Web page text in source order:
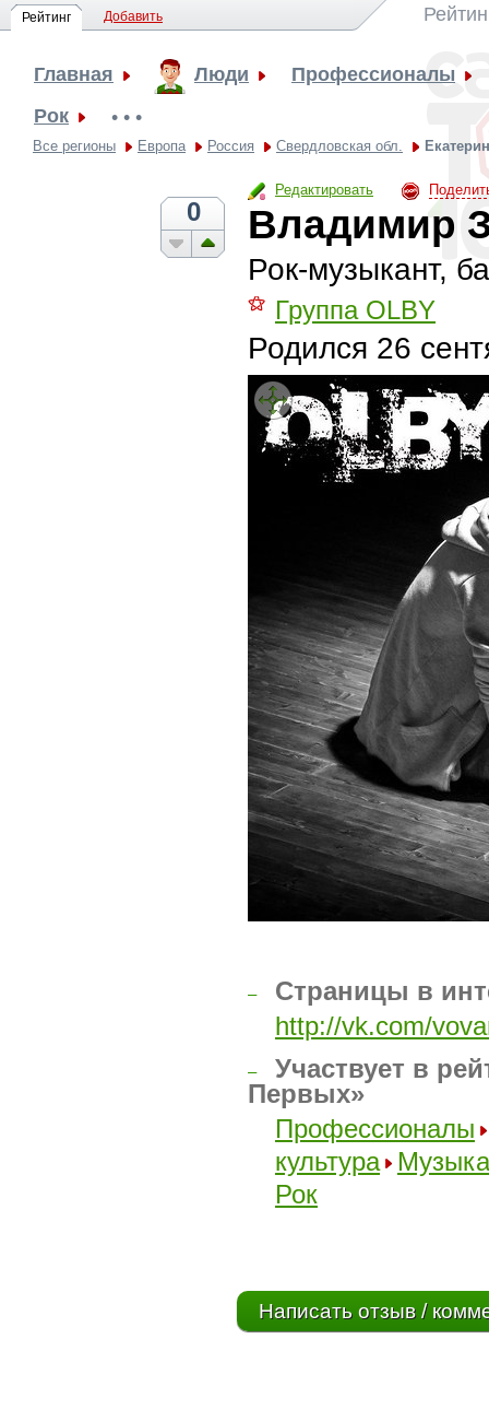
Рейтинг Добавить
Главная Люди
Профессионалы
Рок
• • •
Все регионы Европа Россия Свердловская обл.
Редактировать
0 Владимир
Рок-музыкант,
⚝ Группа OLBY
Родился 26
–
Страницы в
http://vk.com/
–
Участвует в
Первых»
Профессионалы
культура
Музыка
Рок
Написать отзыв /